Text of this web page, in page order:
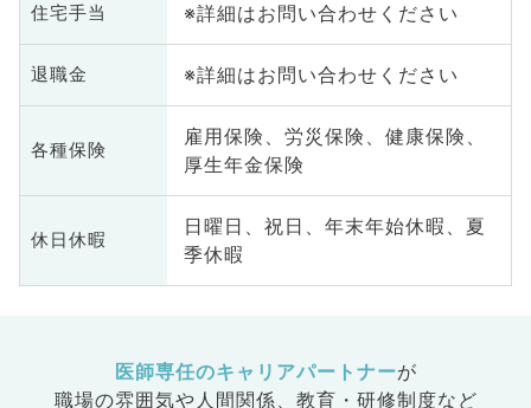
住宅手当 ※詳細はお問い合わせください
退職金 ※詳細はお問い合わせください
各種保険
雇用保険、労災保険、健康保険、
厚生年金保険
休日休暇
日曜日、祝日、年末年始休暇、夏
季休暇
医師専任のキャリアパートナーが
職場の雰囲気や人間関係、 教育・研修制度など